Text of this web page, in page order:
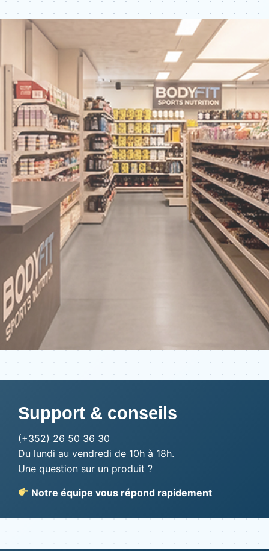
Support & conseils
(+352) 26 50 36 30
Du lundi au vendredi de 10h à 18h.
Une question sur un produit ?
Notre équipe vous répond rapidement